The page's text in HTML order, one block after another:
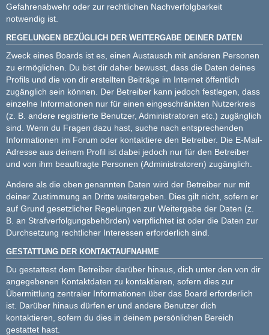
Gefahrenabwehr oder zur rechtlichen Nachverfolgbarkeit
notwendig ist.
REGELUNGEN BEZÜGLICH DER WEITERGABE DEINER DATEN
Zweck eines Boards ist es, einen Austausch mit anderen Personen
zu ermöglichen. Du bist dir daher bewusst, dass die Daten deines
Profils und die von dir erstellten Beiträge im Internet öffentlich
zugänglich sein können. Der Betreiber kann jedoch festlegen, dass
einzelne Informationen nur für einen eingeschränkten Nutzerkreis
(z. B. andere registrierte Benutzer, Administratoren etc.) zugänglich
sind. Wenn du Fragen dazu hast, suche nach entsprechenden
Informationen im Forum oder kontaktiere den Betreiber. Die E-Mail-
Adresse aus deinem Profil ist dabei jedoch nur für den Betreiber
und von ihm beauftragte Personen (Administratoren) zugänglich.
Andere als die oben genannten Daten wird der Betreiber nur mit
deiner Zustimmung an Dritte weitergeben. Dies gilt nicht, sofern er
auf Grund gesetzlicher Regelungen zur Weitergabe der Daten (z.
B. an Strafverfolgungsbehörden) verpflichtet ist oder die Daten zur
Durchsetzung rechtlicher Interessen erforderlich sind.
GESTATTUNG DER KONTAKTAUFNAHME
Du gestattest dem Betreiber darüber hinaus, dich unter den von dir
angegebenen Kontaktdaten zu kontaktieren, sofern dies zur
Übermittlung zentraler Informationen über das Board erforderlich
ist. Darüber hinaus dürfen er und andere Benutzer dich
kontaktieren, sofern du dies in deinem persönlichen Bereich
gestattet hast.